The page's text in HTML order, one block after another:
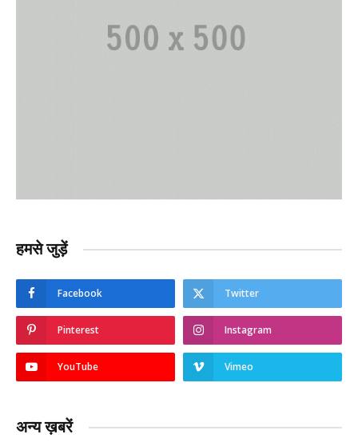
हमसे जुड़ें
Facebook Twitter
Pinterest Instagram
YouTube Vimeo
अन्य ख़बरें